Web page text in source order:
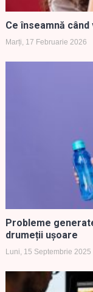
Ce înseamnă
Marți, 17 Februarie 2026
Probleme
drumeții ușoare
Luni, 15 Septembrie 2025